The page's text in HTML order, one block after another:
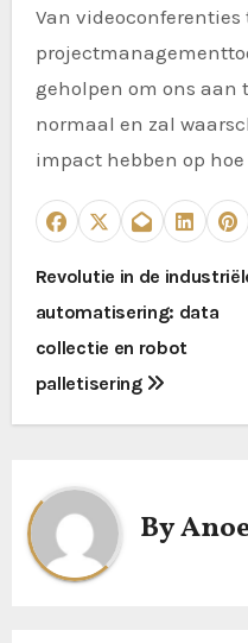
Van videoconferenties
geholpen om ons aan
normaal en zal
impact hebben op
P
o
s
t
n
a
v
Revolutie in de
automatisering: data
collectie en robot
palletisering
By